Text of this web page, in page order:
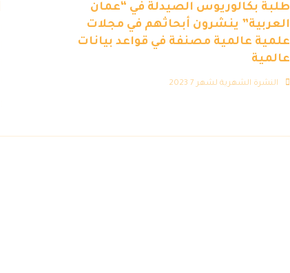
طلبة بكالوريوس الصيدلة في “عمان
العربية” ينشرون أبحاثهم في مجلات
علمية عالمية مصنفة في قواعد بيانات
عالمية
النشرة الشهرية لشهر 7 2023